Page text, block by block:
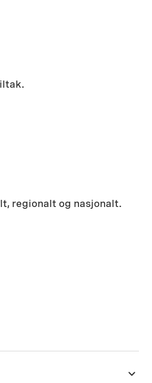
regionalt og nasjonalt.